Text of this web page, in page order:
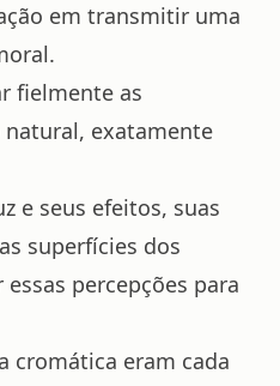
em transmitir uma
fielmente as
exatamente
e seus efeitos, suas
superfícies dos
percepções para
cromática eram cada